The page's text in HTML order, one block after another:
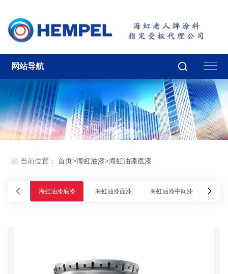
网站导航
当前位置：首页>海虹油漆>海虹油漆底漆
海虹油漆底漆 海虹油漆面漆 海虹油漆中间漆 海虹油